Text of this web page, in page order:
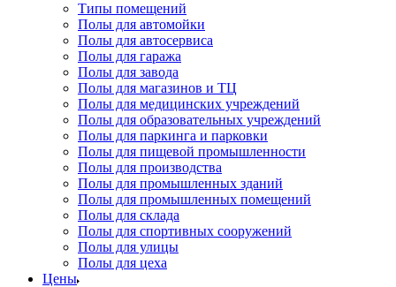
Типы помещений
Полы для автомойки
Полы для автосервиса
Полы для гаража
Полы для завода
Полы для магазинов и ТЦ
Полы для медицинских учреждений
Полы для образовательных учреждений
Полы для паркинга и парковки
Полы для пищевой промышленности
Полы для производства
Полы для промышленных зданий
Полы для промышленных помещений
Полы для склада
Полы для спортивных сооружений
Полы для улицы
Полы для цеха
Цены